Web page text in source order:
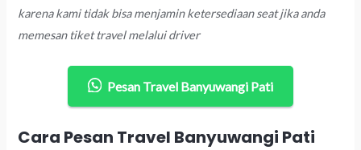
karena kami tidak bisa menjamin ketersediaan seat jika anda
memesan tiket travel melalui driver
Pesan Travel Banyuwangi Pati
Cara Pesan Travel Banyuwangi Pati